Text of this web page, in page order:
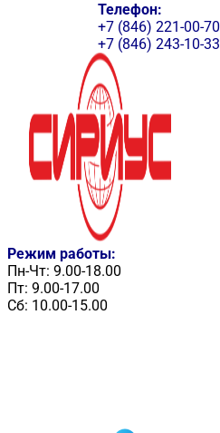
Телефон:
+7 (846) 221-00-70
+7 (846) 243-10-33
Режим работы:
Пн-Чт: 9.00-18.00
Пт: 9.00-17.00
Сб: 10.00-15.00